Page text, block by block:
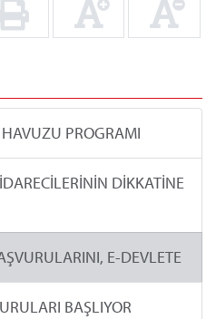
PROGRAMI
DİKKATİNE
E-DEVLETE
BAŞLIYOR